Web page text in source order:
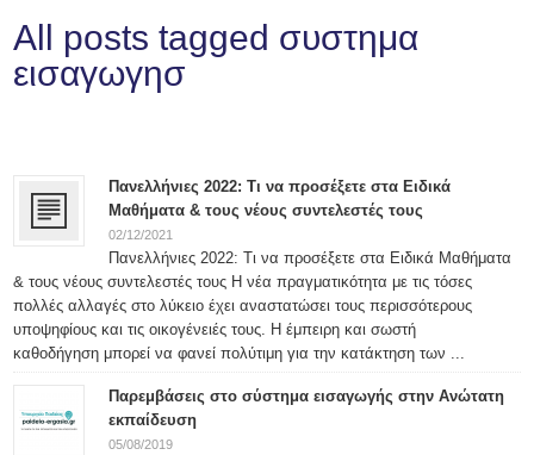
All posts tagged συστημα
εισαγωγησ
Πανελλήνιες 2022: Τι να προσέξετε στα Ειδικά
Μαθήματα & τους νέους συντελεστές τους
02/12/2021
Πανελλήνιες 2022: Τι να προσέξετε στα Ειδικά Μαθήματα
& τους νέους συντελεστές τους Η νέα πραγματικότητα με τις τόσες
πολλές αλλαγές στο λύκειο έχει αναστατώσει τους περισσότερους
υποψηφίους και τις οικογένειές τους. Η έμπειρη και σωστή
καθοδήγηση μπορεί να φανεί πολύτιμη για την κατάκτηση των ...
Παρεμβάσεις στο σύστημα εισαγωγής στην Ανώτατη
εκπαίδευση
05/08/2019